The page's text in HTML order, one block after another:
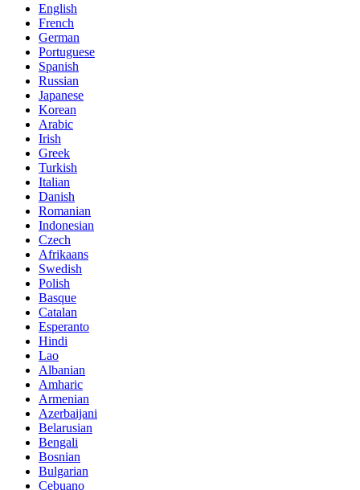
English
French
German
Portuguese
Spanish
Russian
Japanese
Korean
Arabic
Irish
Greek
Turkish
Italian
Danish
Romanian
Indonesian
Czech
Afrikaans
Swedish
Polish
Basque
Catalan
Esperanto
Hindi
Lao
Albanian
Amharic
Armenian
Azerbaijani
Belarusian
Bengali
Bosnian
Bulgarian
Cebuano